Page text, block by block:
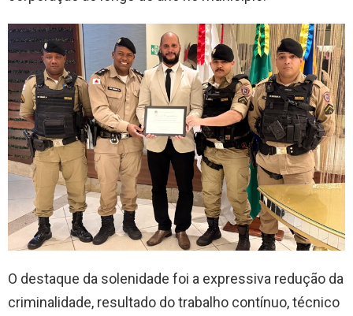
O destaque da solenidade foi a expressiva redução da
criminalidade, resultado do trabalho contínuo, técnico